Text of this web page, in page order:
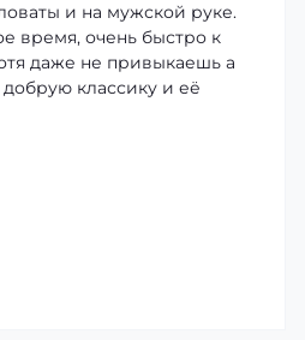
и на мужской руке.
время, очень быстро к
даже не привыкаешь а
классику и её